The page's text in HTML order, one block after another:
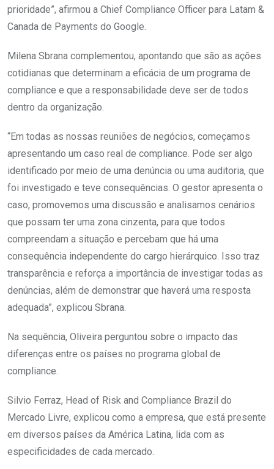
prioridade”, afirmou a Chief Compliance Officer para Latam &
Canada de Payments do Google.
Milena Sbrana complementou, apontando que são as ações
cotidianas que determinam a eficácia de um programa de
compliance e que a responsabilidade deve ser de todos
dentro da organização.
“Em todas as nossas reuniões de negócios, começamos
apresentando um caso real de compliance. Pode ser algo
identificado por meio de uma denúncia ou uma auditoria, que
foi investigado e teve consequências. O gestor apresenta o
caso, promovemos uma discussão e analisamos cenários
que possam ter uma zona cinzenta, para que todos
compreendam a situação e percebam que há uma
consequência independente do cargo hierárquico. Isso traz
transparência e reforça a importância de investigar todas as
denúncias, além de demonstrar que haverá uma resposta
adequada”, explicou Sbrana.
Na sequência, Oliveira perguntou sobre o impacto das
diferenças entre os países no programa global de
compliance.
Silvio Ferraz, Head of Risk and Compliance Brazil do
Mercado Livre, explicou como a empresa, que está presente
em diversos países da América Latina, lida com as
especificidades de cada mercado.